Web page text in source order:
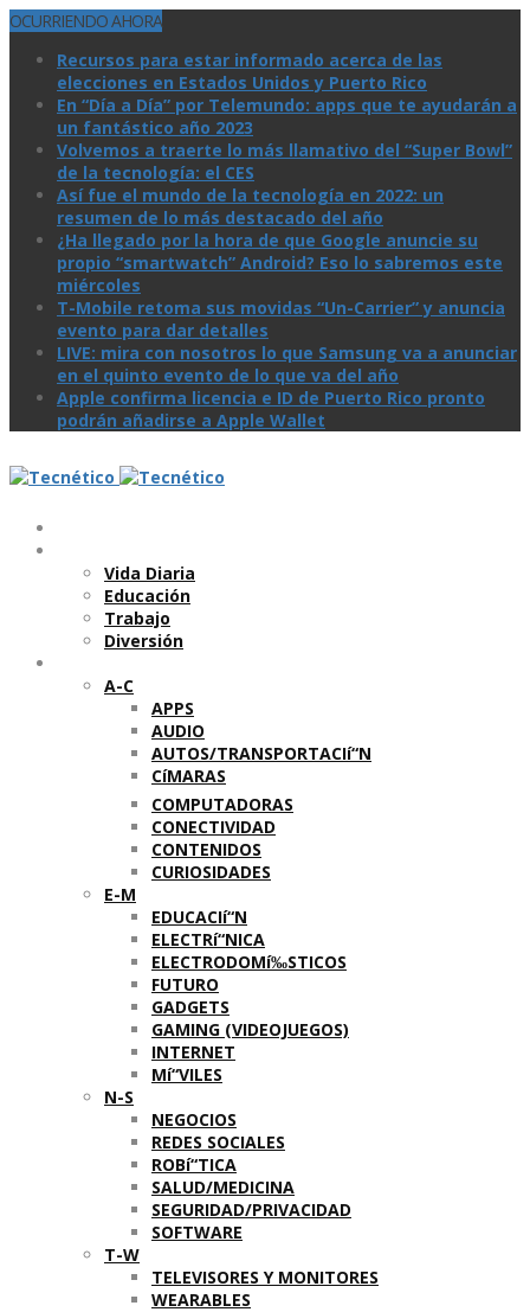
OCURRIENDO AHORA
Recursos para estar informado acerca de las
elecciones en Estados Unidos y Puerto Rico
En “Día a Día” por Telemundo: apps que te ayudarán a
un fantástico año 2023
Volvemos a traerte lo más llamativo del “Super Bowl”
de la tecnologí­a: el CES
Así­ fue el mundo de la tecnologí­a en 2022: un
resumen de lo más destacado del año
¿Ha llegado por la hora de que Google anuncie su
propio “smartwatch” Android? Eso lo sabremos este
miércoles
T-Mobile retoma sus movidas “Un-Carrier” y anuncia
evento para dar detalles
LIVE: mira con nosotros lo que Samsung va a anunciar
en el quinto evento de lo que va del año
Apple confirma licencia e ID de Puerto Rico pronto
podrán añadirse a Apple Wallet
Vida Diaria
Educación
Trabajo
Diversión
A-C
APPS
AUDIO
AUTOS/TRANSPORTACIí“N
CíMARAS
COMPUTADORAS
CONECTIVIDAD
CONTENIDOS
CURIOSIDADES
E-M
EDUCACIí“N
ELECTRí“NICA
ELECTRODOMí‰STICOS
FUTURO
GADGETS
GAMING (VIDEOJUEGOS)
INTERNET
Mí“VILES
N-S
NEGOCIOS
REDES SOCIALES
ROBí“TICA
SALUD/MEDICINA
SEGURIDAD/PRIVACIDAD
SOFTWARE
T-W
TELEVISORES Y MONITORES
WEARABLES